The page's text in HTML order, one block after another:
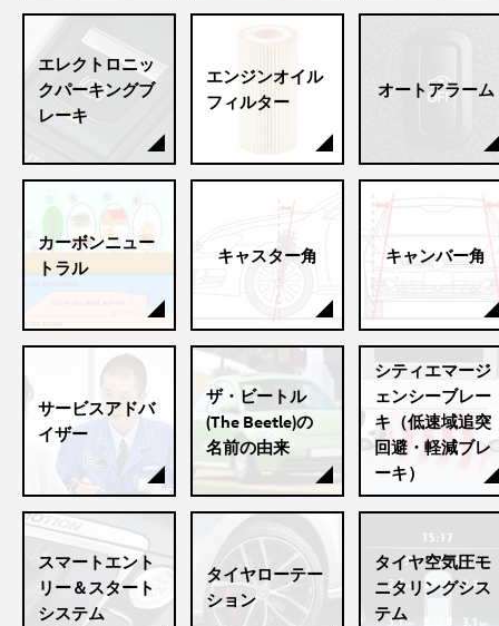
エレクトロニッ
クパーキングブ
レーキ
エンジンオイル
フィルター
オートアラーム
カーボンニュー
トラル
キャスター角 キャンバー角
サービスアドバ
イザー
ザ・ビートル
(The Beetle)の
名前の由来
シティエマージ
ェンシーブレー
キ（低速域追突
回避・軽減ブレ
ーキ）
スマートエント
リー＆スタート
システム
タイヤローテー
ション
タイヤ空気圧モ
ニタリングシス
テム